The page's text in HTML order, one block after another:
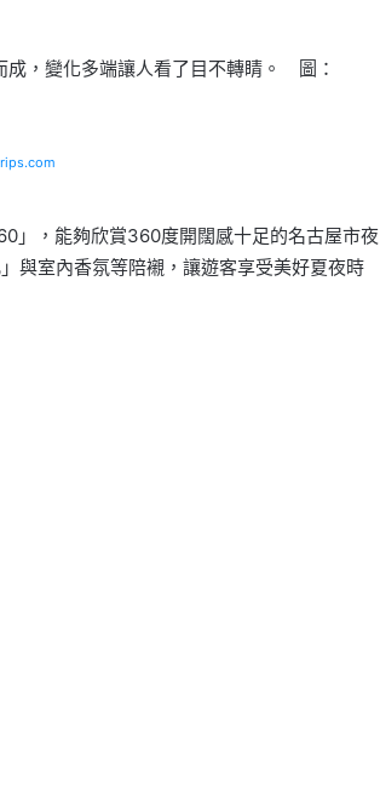
成，變化多端讓人看了目不轉睛。 圖：
」，能夠欣賞360度開闊感十足的名古屋市夜
與室內香氛等陪襯，讓遊客享受美好夏夜時